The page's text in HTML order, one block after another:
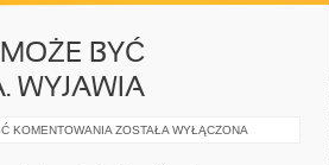
BYĆ
WYJAWIA
KOMENTOWANIA JAKAKOLWIEK
ZOSTAŁA WYŁĄCZONA